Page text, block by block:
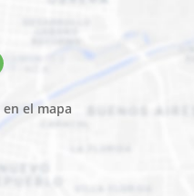
el mapa